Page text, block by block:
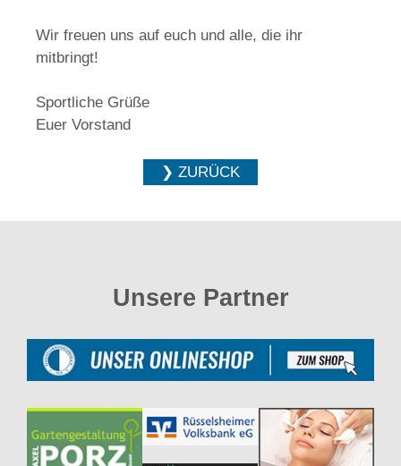
Wir freuen uns auf euch und alle, die ihr
mitbringt!
Sportliche Grüße
Euer Vorstand
❯ ZURÜCK
Unsere Partner